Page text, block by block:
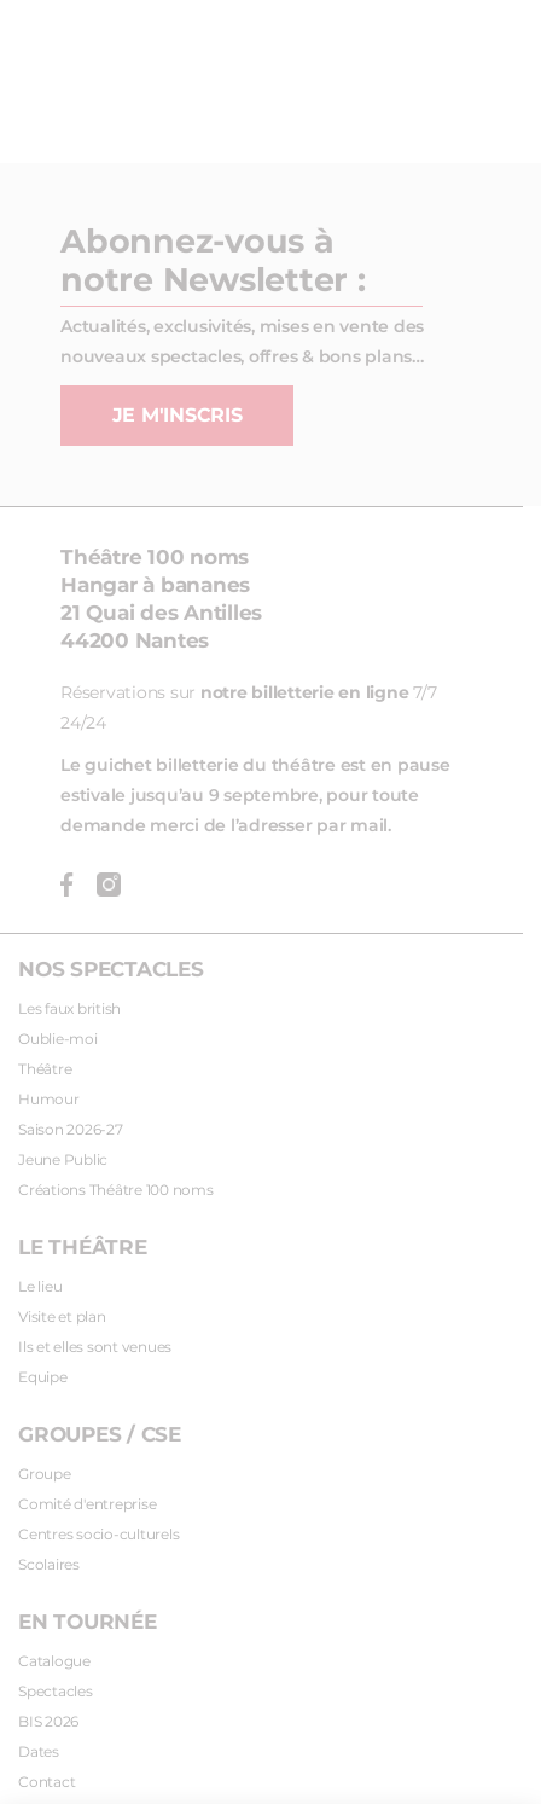
Abonnez-vous à
notre Newsletter :
Actualités, exclusivités, mises en vente des
nouveaux spectacles, offres & bons plans…
JE M'INSCRIS
NOS SPECTACLES
Les faux british
Oublie-moi
Théâtre
Humour
Saison 2026-27
Jeune Public
Créations Théâtre 100 noms
LE THÉÂTRE
Le lieu
Visite et plan
Ils et elles sont venues
Equipe
GROUPES / CSE
Groupe
Comité d'entreprise
Centres socio-culturels
Scolaires
EN TOURNÉE
Catalogue
Spectacles
BIS 2026
Dates
Contact
Théâtre 100 noms
Hangar à bananes
21 Quai des Antilles
44200 Nantes
Réservations sur notre billetterie en ligne 7/7
24/24
Le guichet billetterie du théâtre est en pause
estivale jusqu’au 9 septembre, pour toute
demande merci de l’adresser par mail.